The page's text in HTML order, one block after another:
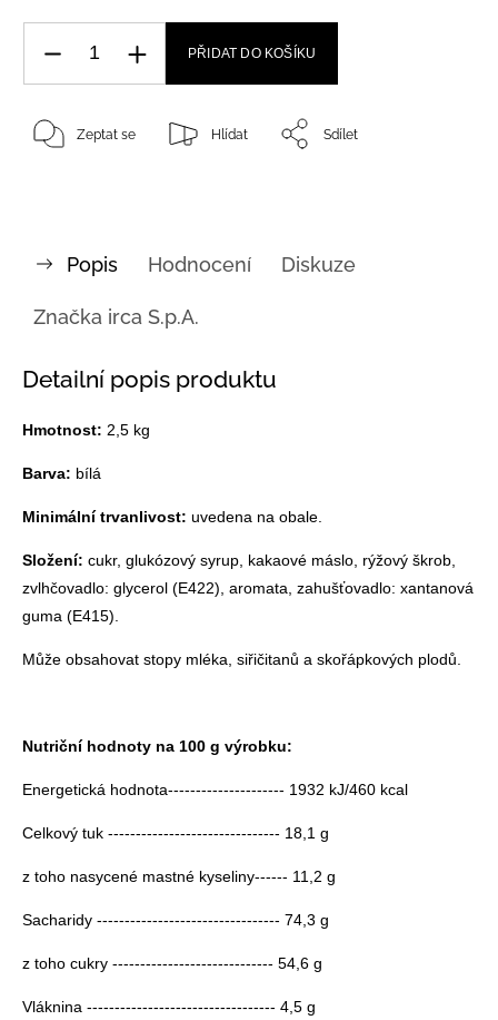
PŘIDAT DO KOŠÍKU
Zeptat se Hlídat Sdílet
Popis Hodnocení Diskuze
Značka irca S.p.A.
Detailní popis produktu
Hmotnost: 2,5 kg
Barva: bílá
Minimální trvanlivost: uvedena na obale.
Složení: cukr, glukózový syrup, kakaové máslo, rýžový škrob,
zvlhčovadlo: glycerol (E422), aromata, zahušťovadlo: xantanová
guma (E415).
Může obsahovat stopy mléka, siřičitanů a skořápkových plodů.
Nutriční hodnoty na 100 g výrobku:
Energetická hodnota--------------------- 1932 kJ/460 kcal
Celkový tuk ------------------------------- 18,1 g
z toho nasycené mastné kyseliny------ 11,2 g
Sacharidy --------------------------------- 74,3 g
z toho cukry ----------------------------- 54,6 g
Vláknina ---------------------------------- 4,5 g